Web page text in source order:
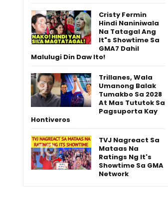
Cristy Fermin
Hindi Naniniwala
Na Tatagal Ang
It"s Showtime Sa
GMA7 Dahil
Malulugi Din Daw Ito!
Trillanes, Wala
Umanong Balak
Tumakbo Sa 2028
At Mas Tututok Sa
Pagsuporta Kay
Hontiveros
TVJ Nagreact Sa
Mataas Na
Ratings Ng It's
Showtime Sa GMA
Network